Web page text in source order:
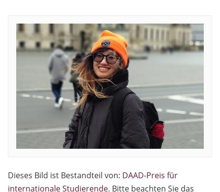
Dieses Bild ist Bestandteil von: DAAD-Preis für
internationale Studierende. Bitte beachten Sie das